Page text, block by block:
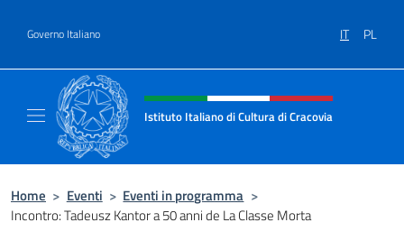
Governo Italiano IT PL
Intestazione sito, social e menù
Istituto Italiano di Cultura di Cracovia
Home > Eventi > Eventi in programma >
Incontro: Tadeusz Kantor a 50 anni de La Classe Morta